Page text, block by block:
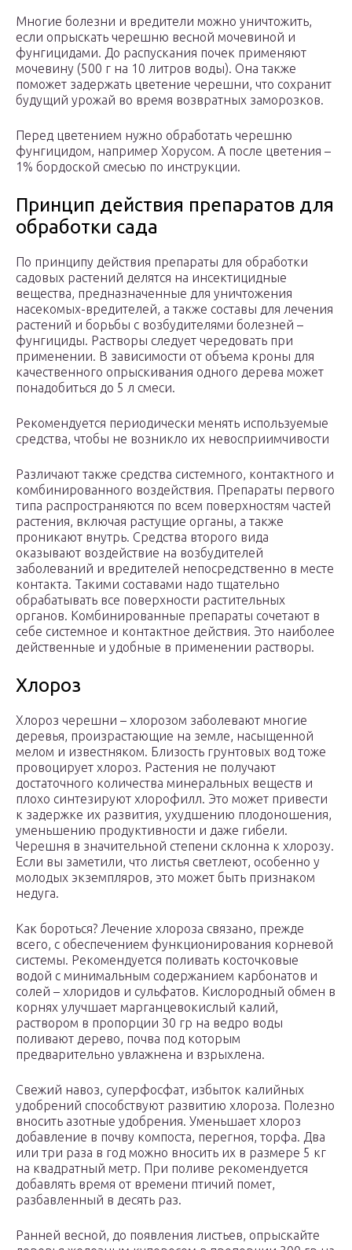
Многие болезни и вредители можно уничтожить,
если опрыскать черешню весной мочевиной и
фунгицидами. До распускания почек применяют
мочевину (500 г на 10 литров воды). Она также
поможет задержать цветение черешни, что сохранит
будущий урожай во время возвратных заморозков.
Перед цветением нужно обработать черешню
фунгицидом, например Хорусом. А после цветения –
1% бордоской смесью по инструкции.
Принцип действия препаратов для
обработки сада
По принципу действия препараты для обработки
садовых растений делятся на инсектицидные
вещества, предназначенные для уничтожения
насекомых-вредителей, а также составы для лечения
растений и борьбы с возбудителями болезней –
фунгициды. Растворы следует чередовать при
применении. В зависимости от объема кроны для
качественного опрыскивания одного дерева может
понадобиться до 5 л смеси.
Рекомендуется периодически менять используемые
средства, чтобы не возникло их невосприимчивости
Различают также средства системного, контактного и
комбинированного воздействия. Препараты первого
типа распространяются по всем поверхностям частей
растения, включая растущие органы, а также
проникают внутрь. Средства второго вида
оказывают воздействие на возбудителей
заболеваний и вредителей непосредственно в месте
контакта. Такими составами надо тщательно
обрабатывать все поверхности растительных
органов. Комбинированные препараты сочетают в
себе системное и контактное действия. Это наиболее
действенные и удобные в применении растворы.
Хлороз
Хлороз черешни – хлорозом заболевают многие
деревья, произрастающие на земле, насыщенной
мелом и известняком. Близость грунтовых вод тоже
провоцирует хлороз. Растения не получают
достаточного количества минеральных веществ и
плохо синтезируют хлорофилл. Это может привести
к задержке их развития, ухудшению плодоношения,
уменьшению продуктивности и даже гибели.
Черешня в значительной степени склонна к хлорозу.
Если вы заметили, что листья светлеют, особенно у
молодых экземпляров, это может быть признаком
недуга.
Как бороться? Лечение хлороза связано, прежде
всего, с обеспечением функционирования корневой
системы. Рекомендуется поливать косточковые
водой с минимальным содержанием карбонатов и
солей – хлоридов и сульфатов. Кислородный обмен в
корнях улучшает марганцевокислый калий,
раствором в пропорции 30 гр на ведро воды
поливают дерево, почва под которым
предварительно увлажнена и взрыхлена.
Свежий навоз, суперфосфат, избыток калийных
удобрений способствуют развитию хлороза. Полезно
вносить азотные удобрения. Уменьшает хлороз
добавление в почву компоста, перегноя, торфа. Два
или три раза в год можно вносить их в размере 5 кг
на квадратный метр. При поливе рекомендуется
добавлять время от времени птичий помет,
разбавленный в десять раз.
Ранней весной, до появления листьев, опрыскайте